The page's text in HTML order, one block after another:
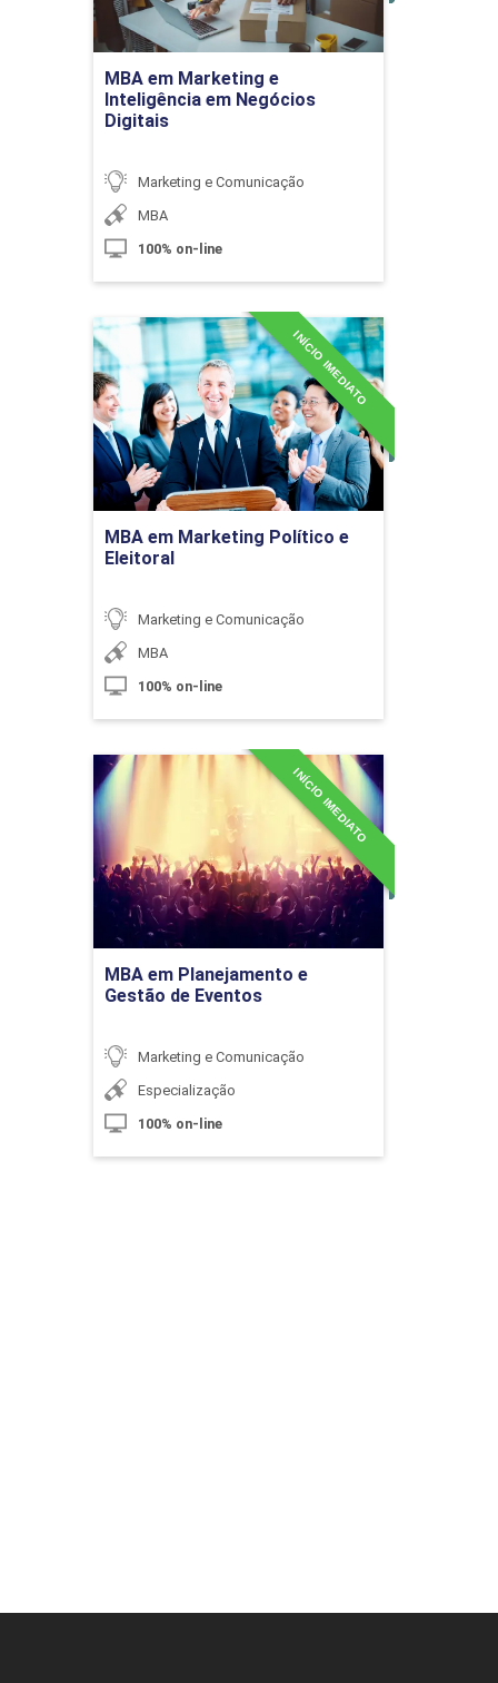
10h
Diferenças de Gênero e Educação
10h
Violência, Discriminação Racial e
Direitos
10h
Diversidade e Inclusão
Diversidade e Inclusão
10h
Política Pública de Inclusão
10h
MBA em Marketing e
Inteligência em Negócios
Digitais
Marketing e Comunicação
MBA
100% on-line
MBA em Marketing Político e
Eleitoral
INÍCIO IMEDIATO
Marketing e Comunicação
MBA
100% on-line
MBA em Marketing Político
e Eleitoral
Detalhes do curso
Ir para Inscrição
MBA em Planejamento e
Gestão de Eventos
INÍCIO IMEDIATO
Marketing e Comunicação
Especialização
100% on-line
MBA em Planejamento e
Gestão de Eventos
Detalhes do curso